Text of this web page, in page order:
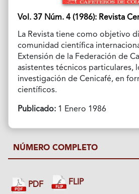
Vol. 37 Núm. 4 (1986): Revista
La Revista tiene como objetivo
comunidad científica
Extensión de la Federación de
asistentes técnicos particulares,
investigación de Cenicafé, en
científicos.
Publicado:1 Enero 1986
NÚMERO COMPLETO
PDF FLIP